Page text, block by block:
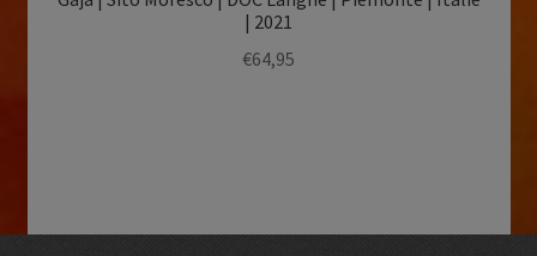
| 2021
€64,95